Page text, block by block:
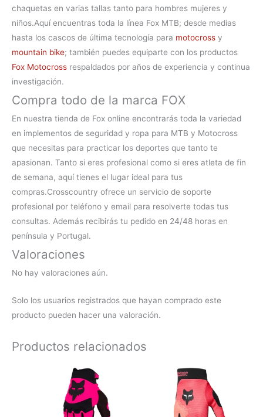
chaquetas en varias tallas tanto para hombres mujeres y
niños.Aquí encuentras toda la línea Fox MTB; desde medias
hasta los cascos de última tecnología para motocross y
mountain bike; también puedes equiparte con los productos
Fox Motocross respaldados por años de experiencia y continua
investigación.
Compra todo de la marca FOX
En nuestra tienda de Fox online encontrarás toda la variedad
en implementos de seguridad y ropa para MTB y Motocross
que necesitas para practicar los deportes que tanto te
apasionan. Tanto si eres profesional como si eres atleta de fin
de semana, aquí tienes el lugar ideal para tus
compras.Crosscountry ofrece un servicio de soporte
profesional por teléfono y email para resolverte todas tus
consultas. Además recibirás tu pedido en 24/48 horas en
península y Portugal.
Valoraciones
No hay valoraciones aún.
Solo los usuarios registrados que hayan comprado este
producto pueden hacer una valoración.
Productos relacionados
tiene
múltiples
múltiples